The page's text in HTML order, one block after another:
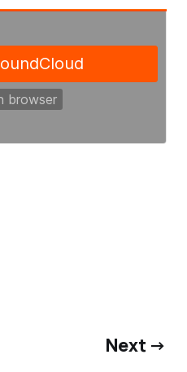
Next →